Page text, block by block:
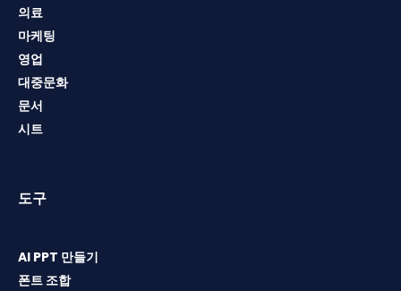
의료
마케팅
영업
대중문화
문서
시트
도구
AI PPT 만들기
폰트 조합